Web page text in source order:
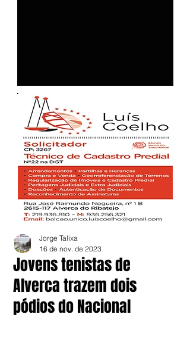
Jovens tenistas de
Alverca trazem dois
pódios do Nacional
Jorge Talixa
16 de nov. de 2023